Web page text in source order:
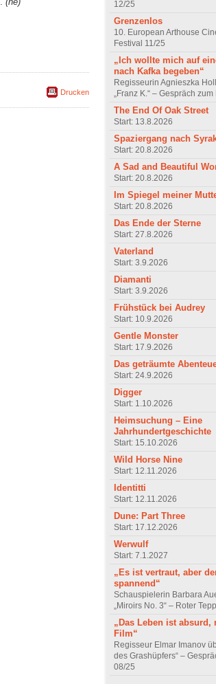
Drucken
12/25
Grenzenlos
10. European Arthouse
Festival 11/25
„Ich wollte mich auf
nach Kafka begeben“
Regisseurin Agnieszka
„Franz K.“ – Gespräch
The End Of Oak Street
Start: 13.8.2026
Spaziergang nach
Start: 20.8.2026
A Sad and Beautiful
Start: 20.8.2026
Im Spiegel meiner
Start: 20.8.2026
Das Ende der Sterne
Start: 27.8.2026
Vaterland
Start: 3.9.2026
Diamanti
Start: 3.9.2026
Frühstück bei Audrey
Start: 10.9.2026
Gentle Monster
Start: 17.9.2026
Das geträumte
Start: 24.9.2026
Digger
Start: 1.10.2026
Heimsuchung – Eine
Jahrhundertgeschichte
Start: 15.10.2026
Wild Horse Nine
Start: 12.11.2026
Identitti
Start: 12.11.2026
Dune: Part Three
Start: 17.12.2026
Werwulf
Start: 7.1.2027
„Es ist vertraut, aber
spannend“
Schauspielerin Barbara
„Miroirs No. 3“ – Roter
„Das Leben ist absurd,
Film“
Regisseur Elmar Imanov
des Grashüpfers“ –
08/25